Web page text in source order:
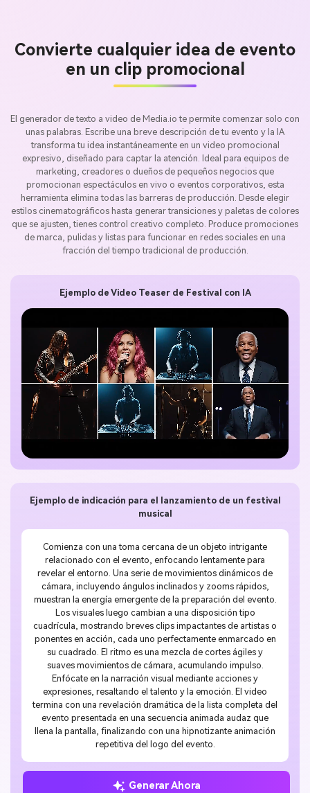
Convierte cualquier idea de evento
en un clip promocional
El generador de texto a video de Media.io te permite comenzar solo con
unas palabras. Escribe una breve descripción de tu evento y la IA
transforma tu idea instantáneamente en un video promocional
expresivo, diseñado para captar la atención. Ideal para equipos de
marketing, creadores o dueños de pequeños negocios que
promocionan espectáculos en vivo o eventos corporativos, esta
herramienta elimina todas las barreras de producción. Desde elegir
estilos cinematográficos hasta generar transiciones y paletas de colores
que se ajusten, tienes control creativo completo. Produce promociones
de marca, pulidas y listas para funcionar en redes sociales en una
fracción del tiempo tradicional de producción.
Ejemplo de indicación para el lanzamiento de un festival
musical
Comienza con una toma cercana de un objeto intrigante
relacionado con el evento, enfocando lentamente para
revelar el entorno. Una serie de movimientos dinámicos de
cámara, incluyendo ángulos inclinados y zooms rápidos,
muestran la energía emergente de la preparación del evento.
Los visuales luego cambian a una disposición tipo
cuadrícula, mostrando breves clips impactantes de artistas o
ponentes en acción, cada uno perfectamente enmarcado en
su cuadrado. El ritmo es una mezcla de cortes ágiles y
suaves movimientos de cámara, acumulando impulso.
Enfócate en la narración visual mediante acciones y
expresiones, resaltando el talento y la emoción. El video
termina con una revelación dramática de la lista completa del
evento presentada en una secuencia animada audaz que
llena la pantalla, finalizando con una hipnotizante animación
repetitiva del logo del evento.
Generar Ahora
Ejemplo de Video Teaser de Festival con IA